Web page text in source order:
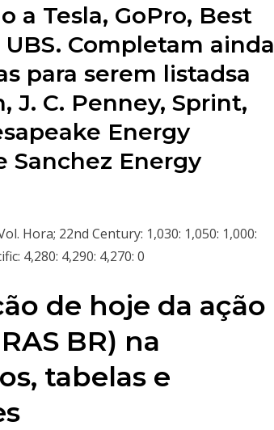
a Tesla, GoPro, Best
Completam ainda
para serem listadsa
J. C. Penney, Sprint,
Energy
Sanchez Energy
Hora; 22nd Century: 1,030: 1,050: 1,000:
4,280: 4,290: 4,270: 0
de hoje da ação
BR) na
tabelas e